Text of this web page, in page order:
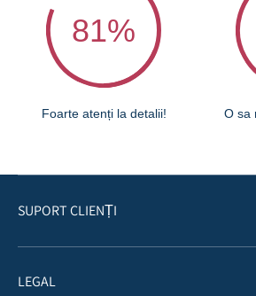
81%
Foarte atenți la detalii! O sa
SUPORT CLIENȚI
LEGAL